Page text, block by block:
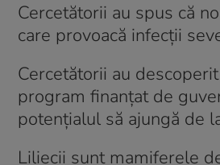
Cercetătorii au spus că
care provoacă infecții
Cercetătorii au
program finanțat de
potențialul să ajungă de
Liliecii sunt mamiferele